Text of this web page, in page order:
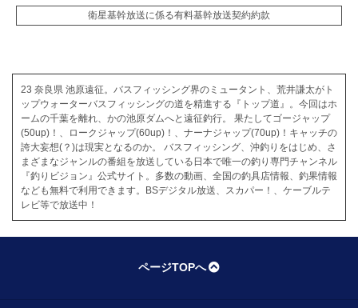
衛星基幹放送に係る有料基幹放送契約約款
23 奈良県 池原遠征。バスフィッシング界のミュータント、荒井謙太がト
ップウォーターバスフィッシングの道を精進する『トップ道』。今回はホ
ームの千葉を離れ、かの池原ダムへと遠征釣行。 果たしてゴージャップ
(50up)！、ロークジャップ(60up)！、ナーナジャップ(70up)！キャッチの
誇大妄想(？)は現実となるのか。 バスフィッシング、沖釣りをはじめ、さ
まざまなジャンルの番組を放送している日本で唯一の釣り専門チャンネル
『釣りビジョン』公式サイト。多数の動画、全国の釣具店情報、釣果情報
なども無料で利用できます。BSデジタル放送、スカパー！、ケーブルテ
レビ等で放送中！
ページTOPへ